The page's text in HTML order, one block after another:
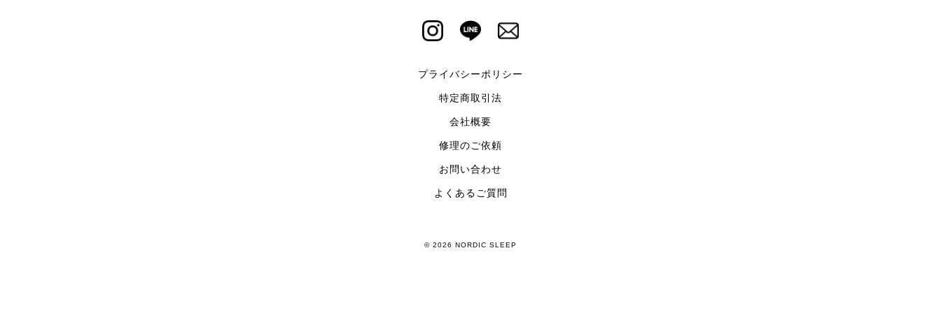
プライバシーポリシー
特定商取引法
会社概要
修理のご依頼
お問い合わせ
よくあるご質問
© 2026 NORDIC SLEEP